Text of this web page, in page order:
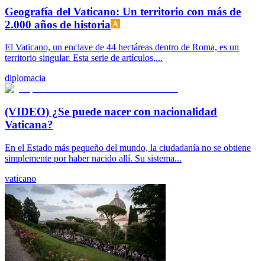
Geografía del Vaticano: Un territorio con más de
2.000 años de historia
El Vaticano, un enclave de 44 hectáreas dentro de Roma, es un
territorio singular. Esta serie de artículos,...
diplomacia
(VIDEO) ¿Se puede nacer con nacionalidad
Vaticana?
En el Estado más pequeño del mundo, la ciudadanía no se obtiene
simplemente por haber nacido allí. Su sistema...
vaticano